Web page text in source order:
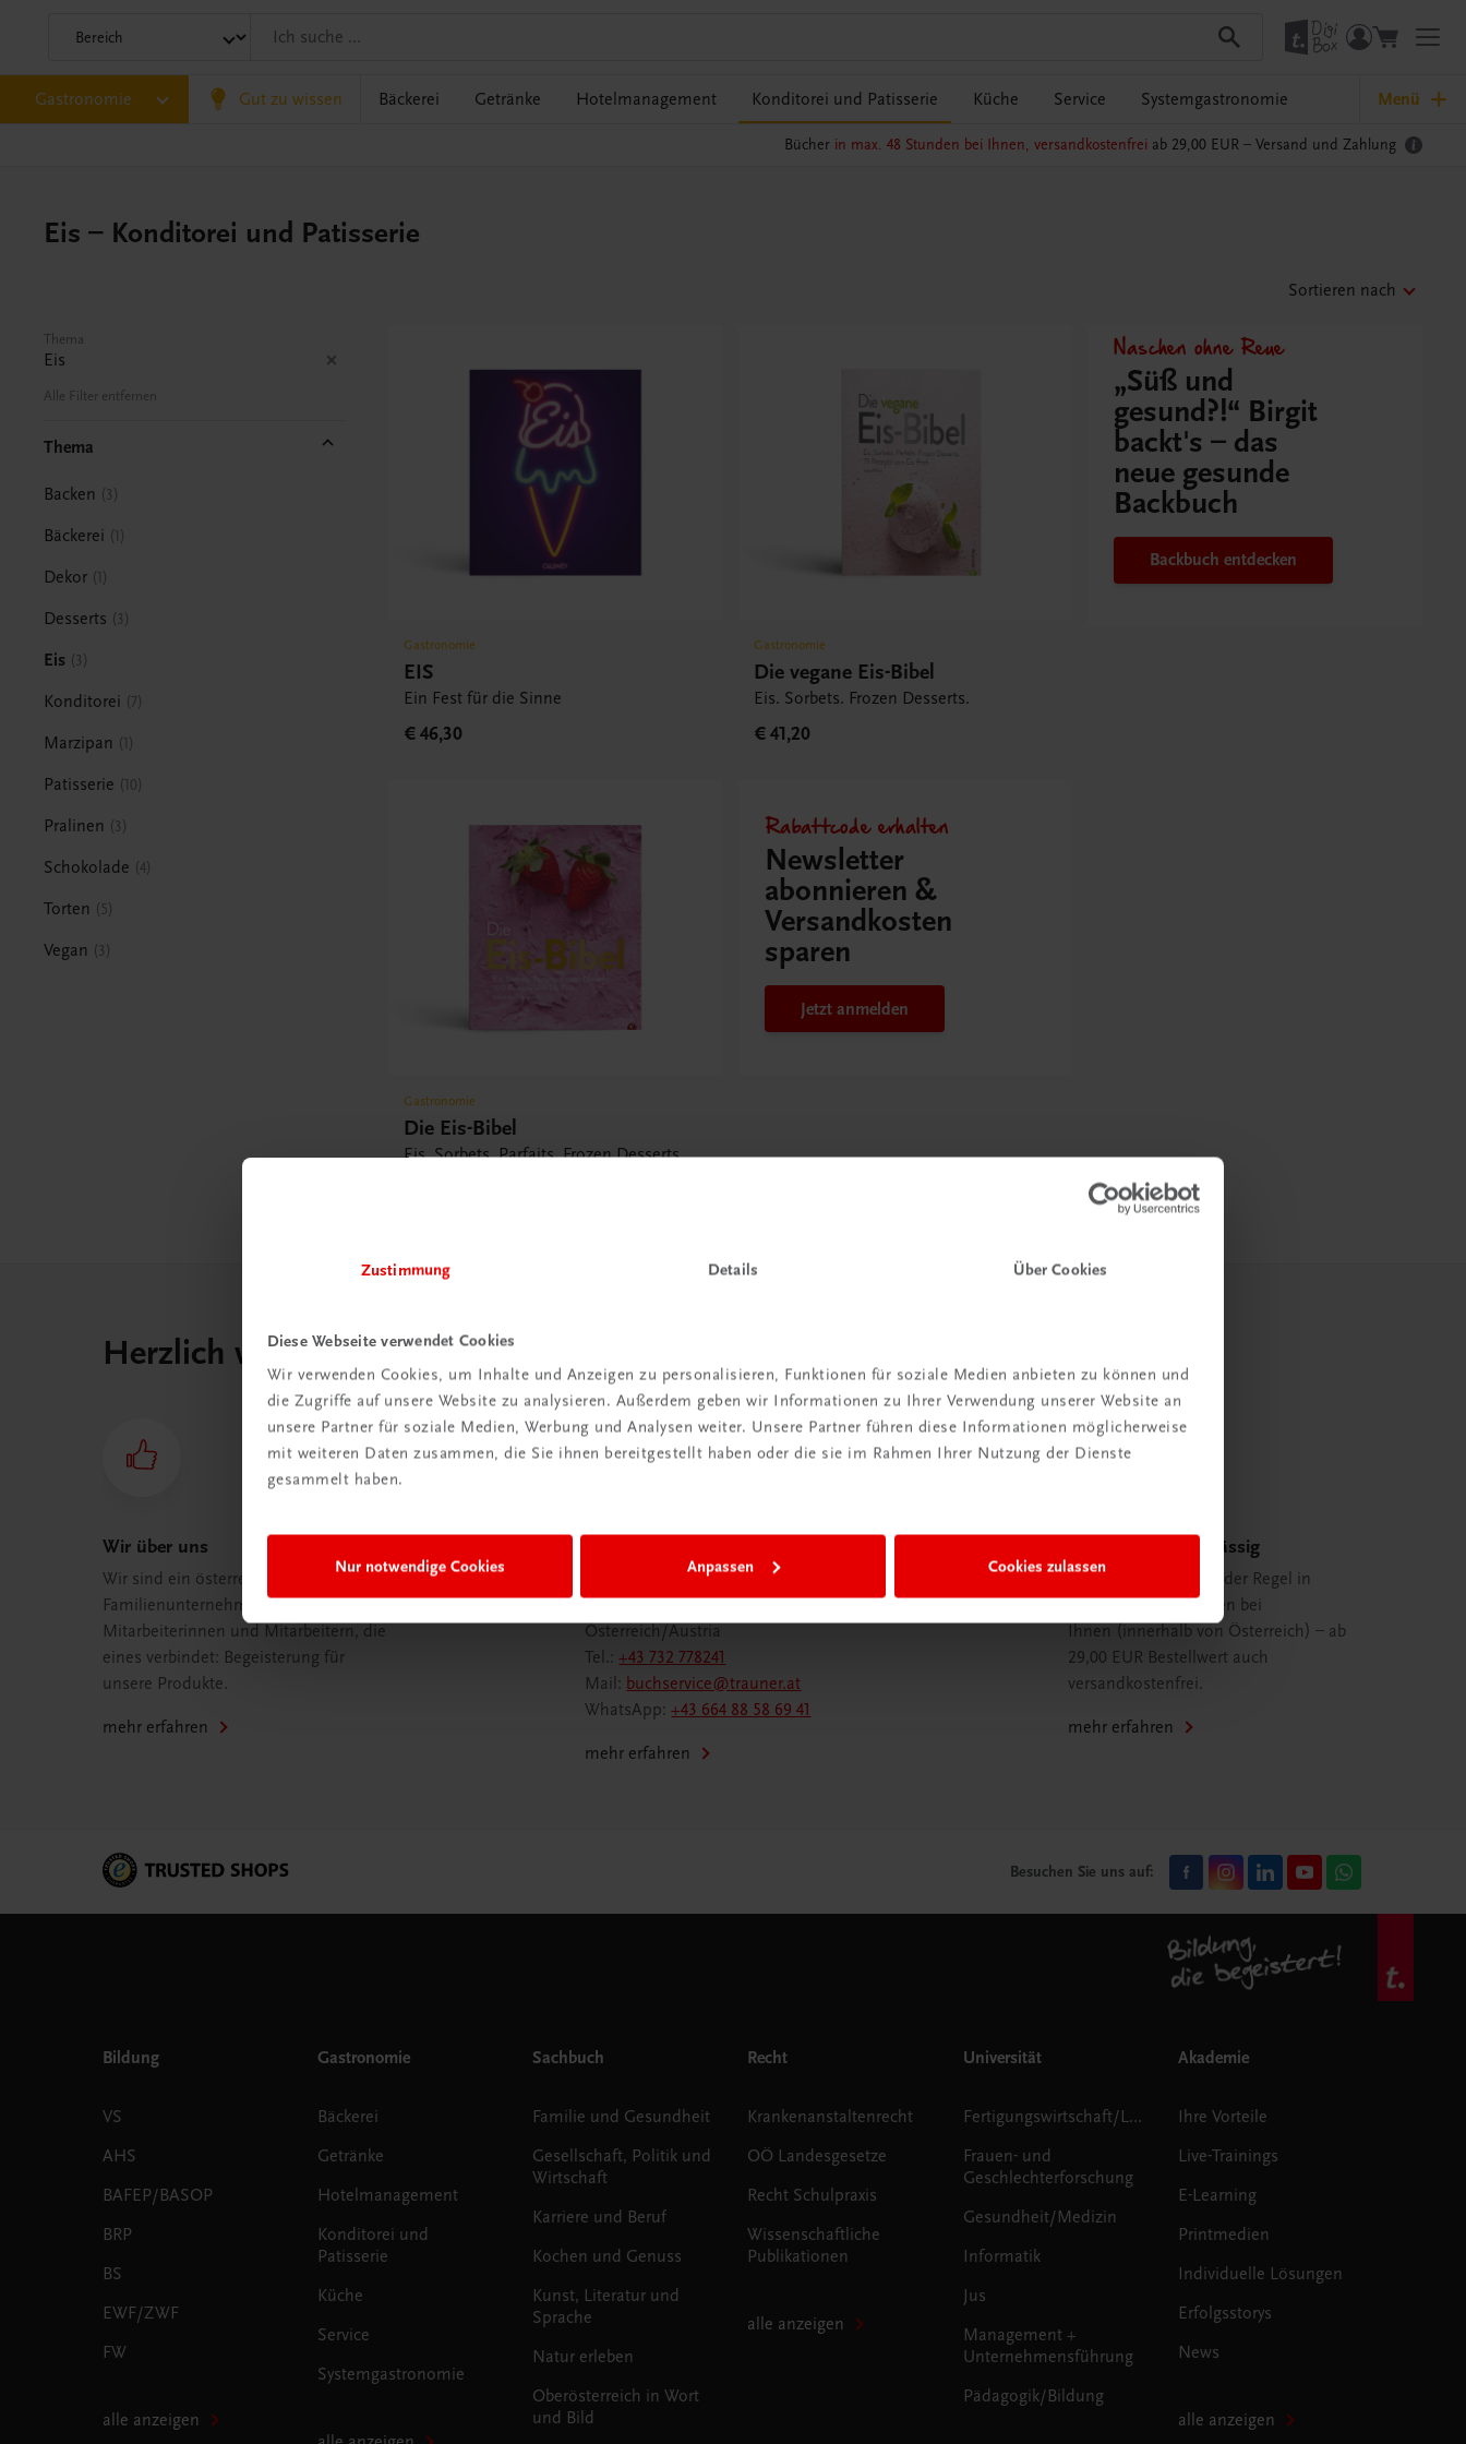
Zustimmung Details Über Cookies
Diese Webseite verwendet Cookies
Wir verwenden Cookies, um Inhalte und Anzeigen zu personalisieren, Funktionen für soziale Medien anbieten zu können und
die Zugriffe auf unsere Website zu analysieren. Außerdem geben wir Informationen zu Ihrer Verwendung unserer Website an
unsere Partner für soziale Medien, Werbung und Analysen weiter. Unsere Partner führen diese Informationen möglicherweise
mit weiteren Daten zusammen, die Sie ihnen bereitgestellt haben oder die sie im Rahmen Ihrer Nutzung der Dienste
gesammelt haben.
Nur notwendige Cookies Anpassen Cookies zulassen
Gastronomie Gut zu wissen Bäckerei Getränke Hotelmanagement Konditorei und Patisserie Küche Service Systemgastronomie Menü
Bücher in max. 48 Stunden bei Ihnen, versandkostenfrei ab 29,00 EUR – Versand und Zahlung
Eis – Konditorei und Patisserie
Sortieren nach
Thema
Eis
Alle Filter entfernen
Thema
Backen 3
Bäckerei 1
Dekor 1
Desserts 3
Eis 3
Konditorei 7
Marzipan 1
Patisserie 10
Pralinen 3
Schokolade 4
Torten 5
Vegan 3
Gastronomie
EIS
Ein Fest für die Sinne
€ 46,30
Gastronomie
Die vegane Eis-Bibel
Eis. Sorbets. Frozen Desserts.
€ 41,20
Naschen ohne Reue
„Süß und
gesund?!“ Birgit
backt's – das
neue gesunde
Backbuch
Backbuch entdecken
Gastronomie
Die Eis-Bibel
Eis. Sorbets. Parfaits. Frozen Desserts.
Rabattcode erhalten
Newsletter
abonnieren &
Versandkosten
sparen
Jetzt anmelden
Herzlich willkommen bei TRAUNER!
Wir über uns
Wir sind ein österreichisches
Familienunternehmen mit 75
Mitarbeiterinnen und Mitarbeitern, die
eines verbindet: Begeisterung für
unsere Produkte.
mehr erfahren
TRAUNER Verlag + Buchservice GmbH
Köglstraße 14 | 4020 Linz
Österreich/Austria
Tel.:+43 732 778241
Mail: buchservice@trauner.at
WhatsApp:+43 664 88 58 69 41
mehr erfahren
Schnell und zuverlässig
Ihre Bestellung ist in der Regel in
spätestens 48 Stunden bei
Ihnen (innerhalb von Österreich) – ab
29,00 EUR Bestellwert auch
versandkostenfrei.
mehr erfahren
Besuchen Sie uns auf:
Bildung
VS
AHS
BAFEP/BASOP
BRP
BS
EWF/ZWF
FW
alle anzeigen
Gastronomie
Bäckerei
Getränke
Hotelmanagement
Konditorei und
Patisserie
Küche
Service
Systemgastronomie
Sachbuch
Familie und Gesundheit
Gesellschaft, Politik und
Wirtschaft
Karriere und Beruf
Kochen und Genuss
Kunst, Literatur und
Sprache
Natur erleben
Oberösterreich in Wort
und Bild
Recht
Krankenanstaltenrecht
OÖ Landesgesetze
Recht Schulpraxis
Wissenschaftliche
Publikationen
alle anzeigen
Universität
Fertigungswirtschaft/Logistik
Frauen- und
Geschlechterforschung
Gesundheit/Medizin
Informatik
Jus
Management +
Unternehmensführung
Pädagogik/Bildung
Akademie
Ihre Vorteile
Live-Trainings
E-Learning
Printmedien
Individuelle Lösungen
Erfolgsstorys
News
alle anzeigen